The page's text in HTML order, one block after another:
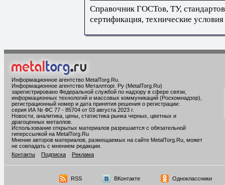
Справочник ГОСТов, ТУ,
сертификация, технические условия
Информационное агентство MetalTorg.Ru
Информационное агентство Металлторг. Ру (MetalTorg.Ru)
зарегистрировано Федеральной службой по надзору в сфере связи,
информационных технологий и массовых коммуникаций (Роскомнадзор),
регистрационный номер и дата принятия решения о регистрации:
серия ИА № ФС 77 - 85704 от 03 августа 2023 г.
Новости, аналитика, цены, статистика рынка черных, цветных и
драгоценных металлов.
Использование открытых материалов разрешается с обязательной
гиперссылкой на MetalTorg.Ru
Мнение авторов материалов, размещаемых на сайте MetalTorg.Ru, может
не совпадать с мнением редакции.
Контакты
Подписка Реклама
RSS ВКонтакте Одноклассники